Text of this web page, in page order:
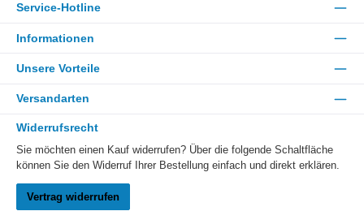
Service-Hotline
Informationen
Unsere Vorteile
Versandarten
Widerrufsrecht
Sie möchten einen Kauf widerrufen? Über die folgende Schaltfläche
können Sie den Widerruf Ihrer Bestellung einfach und direkt erklären.
Vertrag widerrufen